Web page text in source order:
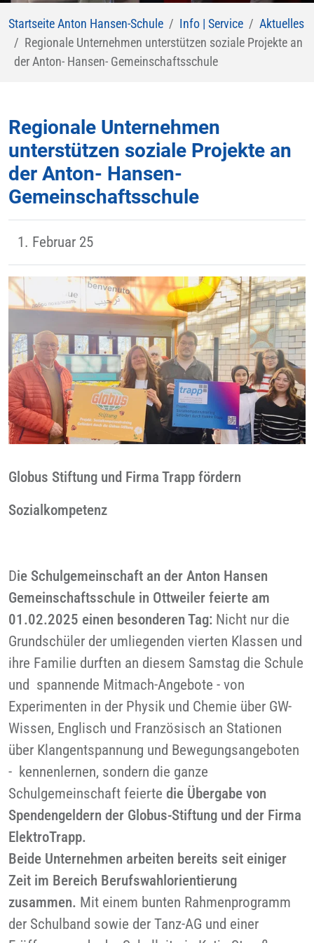
Startseite Anton Hansen-Schule Info | Service
Aktuelles
Regionale Unternehmen unterstützen soziale Projekte an
der Anton- Hansen- Gemeinschaftsschule
Regionale Unternehmen
unterstützen soziale Projekte an
der Anton- Hansen-
Gemeinschaftsschule
1. Februar 25
Globus Stiftung und Firma Trapp fördern
Sozialkompetenz
Die Schulgemeinschaft an der Anton Hansen
Gemeinschaftsschule in Ottweiler feierte am
01.02.2025 einen besonderen Tag: Nicht nur die
Grundschüler der umliegenden vierten Klassen und
ihre Familie durften an diesem Samstag die Schule
und spannende Mitmach-Angebote - von
Experimenten in der Physik und Chemie über GW-
Wissen, Englisch und Französisch an Stationen
über Klangentspannung und Bewegungsangeboten
- kennenlernen, sondern die ganze
Schulgemeinschaft feierte die Übergabe von
Spendengeldern der Globus-Stiftung und der Firma
ElektroTrapp.
Beide Unternehmen arbeiten bereits seit einiger
Zeit im Bereich Berufswahlorientierung
zusammen. Mit einem bunten Rahmenprogramm
der Schulband sowie der Tanz-AG und einer